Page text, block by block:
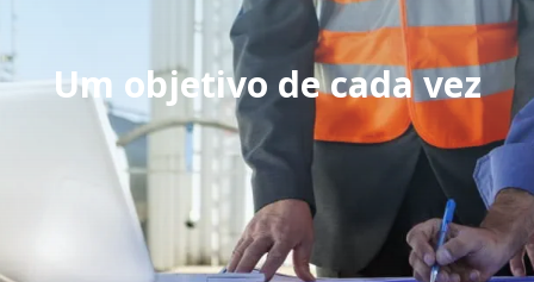
Um objetivo de cada vez